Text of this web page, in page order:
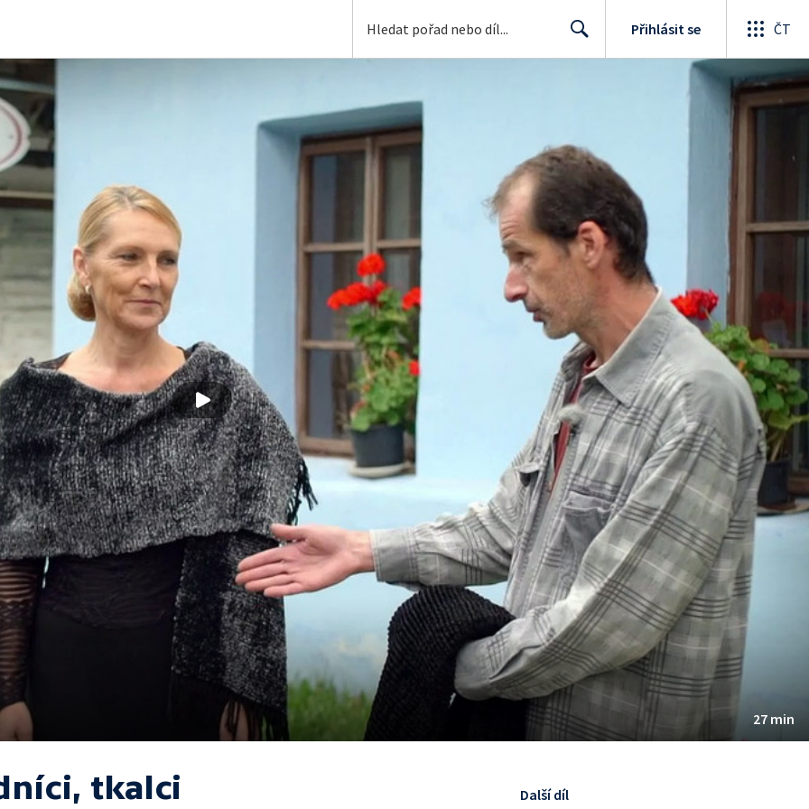
Přihlásit se ČT
27 min
tkalci Další díl